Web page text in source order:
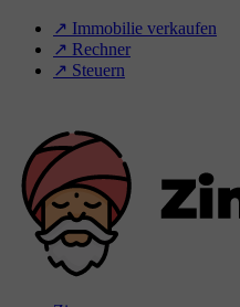
↗️ Immobilie verkaufen
↗️ Rechner
↗️ Steuern